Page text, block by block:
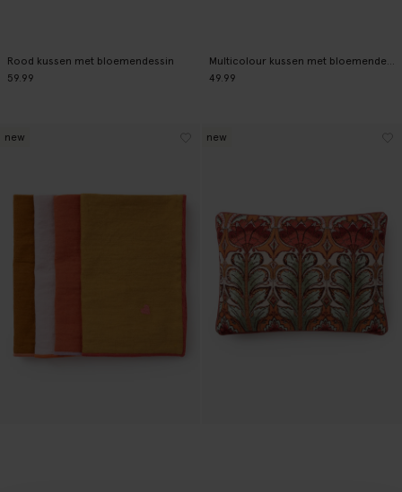
Rood kussen met bloemendessin
59.99
Multicolour kussen met bloemendessin
49.99
new new